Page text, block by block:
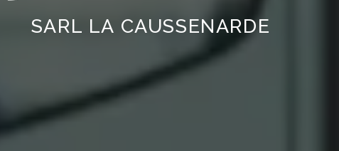
SARL LA CAUSSENARDE